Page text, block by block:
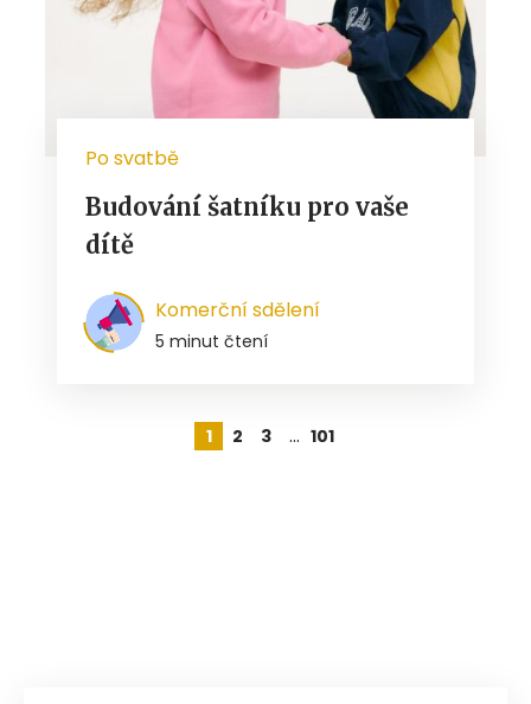
Po svatbě
Budování šatníku pro vaše
dítě
Komerční sdělení
5 minut čtení
1 2 3 … 101